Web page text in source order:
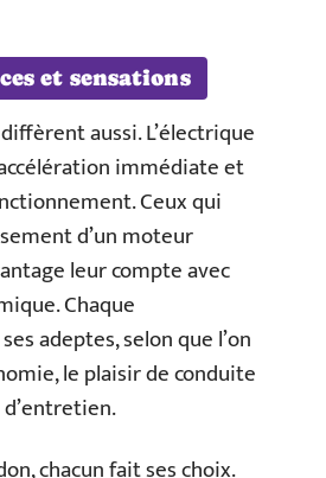
et sensations
aussi. L’électrique
immédiate et
Ceux qui
d’un moteur
leur compte avec
Chaque
adeptes, selon que l’on
le plaisir de conduite
chacun fait ses choix.